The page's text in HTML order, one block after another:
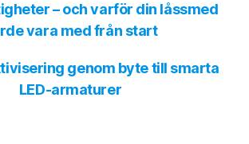
– och varför din låssmed
vara med från start
genom byte till smarta
LED-armaturer